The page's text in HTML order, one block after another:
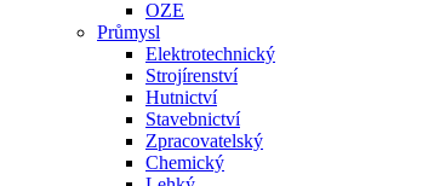
OZE
Průmysl
Elektrotechnický
Strojírenství
Hutnictví
Stavebnictví
Zpracovatelský
Chemický